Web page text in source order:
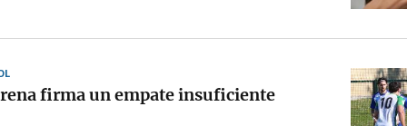
firma un empate insuficiente